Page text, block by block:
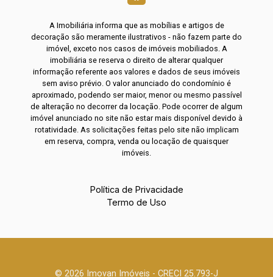
A Imobiliária informa que as mobílias e artigos de
decoração são meramente ilustrativos - não fazem parte do
imóvel, exceto nos casos de imóveis mobiliados. A
imobiliária se reserva o direito de alterar qualquer
informação referente aos valores e dados de seus imóveis
sem aviso prévio. O valor anunciado do condomínio é
aproximado, podendo ser maior, menor ou mesmo passível
de alteração no decorrer da locação. Pode ocorrer de algum
imóvel anunciado no site não estar mais disponível devido à
rotatividade. As solicitações feitas pelo site não implicam
em reserva, compra, venda ou locação de quaisquer
imóveis.
Política de Privacidade
Termo de Uso
© 2026 Imovan Imóveis - CRECI 25.793-J